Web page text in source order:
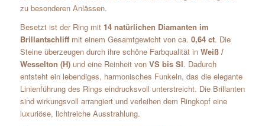
zu besonderen Anlässen.
Besetzt ist der Ring mit 14 natürlichen Diamanten im
Brillantschliffmit einem Gesamtgewicht von ca. 0,64 ct. Die
Steine überzeugen durch ihre schöne Farbqualität in Weiß /
Wesselton (H)und eine Reinheit von VS bis SI. Dadurch
entsteht ein lebendiges, harmonisches Funkeln, das die elegante
Linienführung des Rings eindrucksvoll unterstreicht. Die Brillanten
sind wirkungsvoll arrangiert und verleihen dem Ringkopf eine
luxuriöse, lichtreiche Ausstrahlung.